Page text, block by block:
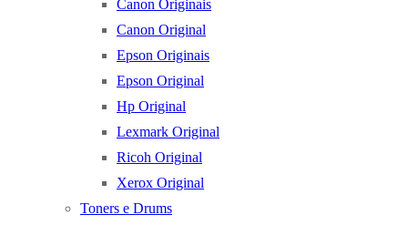
Canon Originais
Canon Original
Epson Originais
Epson Original
Hp Original
Lexmark Original
Ricoh Original
Xerox Original
Toners e Drums